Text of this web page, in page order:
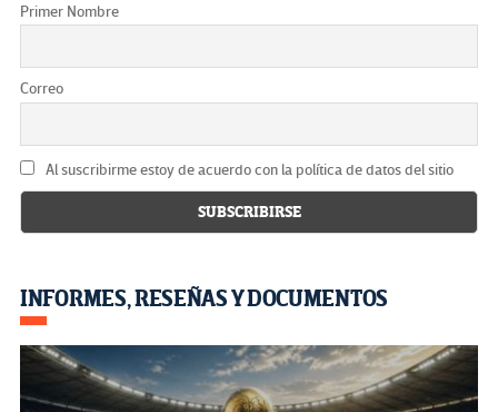
Primer Nombre
Correo
Al suscribirme estoy de acuerdo con la política de datos del sitio
INFORMES, RESEÑAS Y DOCUMENTOS